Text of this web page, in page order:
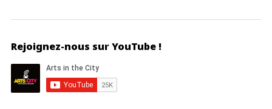
Rejoignez-nous sur YouTube !